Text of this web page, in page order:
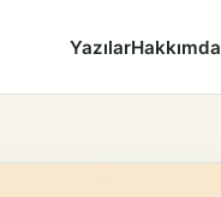
YazılarHakkımda